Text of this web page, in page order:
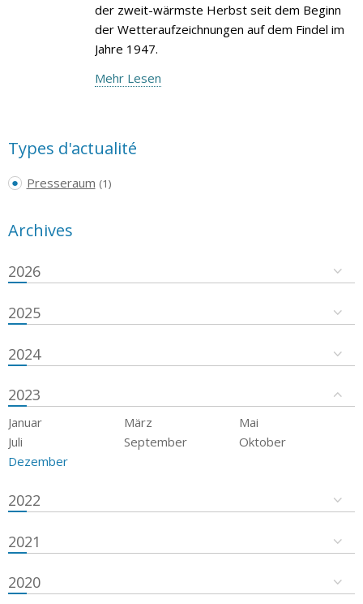
der zweit-wärmste Herbst seit dem Beginn
der Wetteraufzeichnungen auf dem Findel im
Jahre 1947.
Mehr Lesen
Types d'actualité
Presseraum (1)
Archives
2026
2025
2024
2023
Januar März
Mai
Juli
September
Oktober
Dezember
2022
2021
2020